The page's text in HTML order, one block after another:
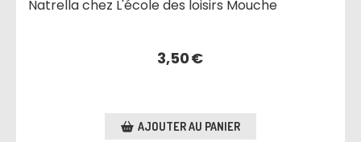
Natrella chez L'école des loisirs Mouche
3,50€
AJOUTER AU PANIER